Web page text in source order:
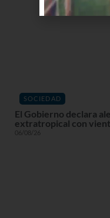
SOCIEDAD
El Gobierno declara
extratropical con
06/08/26